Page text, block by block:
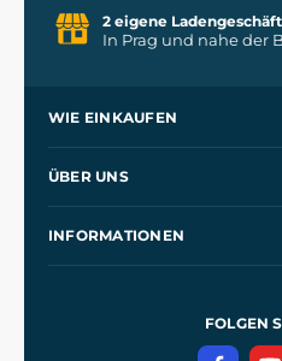
2 eigene
In Prag und nahe der
WIE EINKAUFEN
Kontakt
ÜBER UNS
INFORMATIONEN
Datenschutzerklärung
FOLGEN